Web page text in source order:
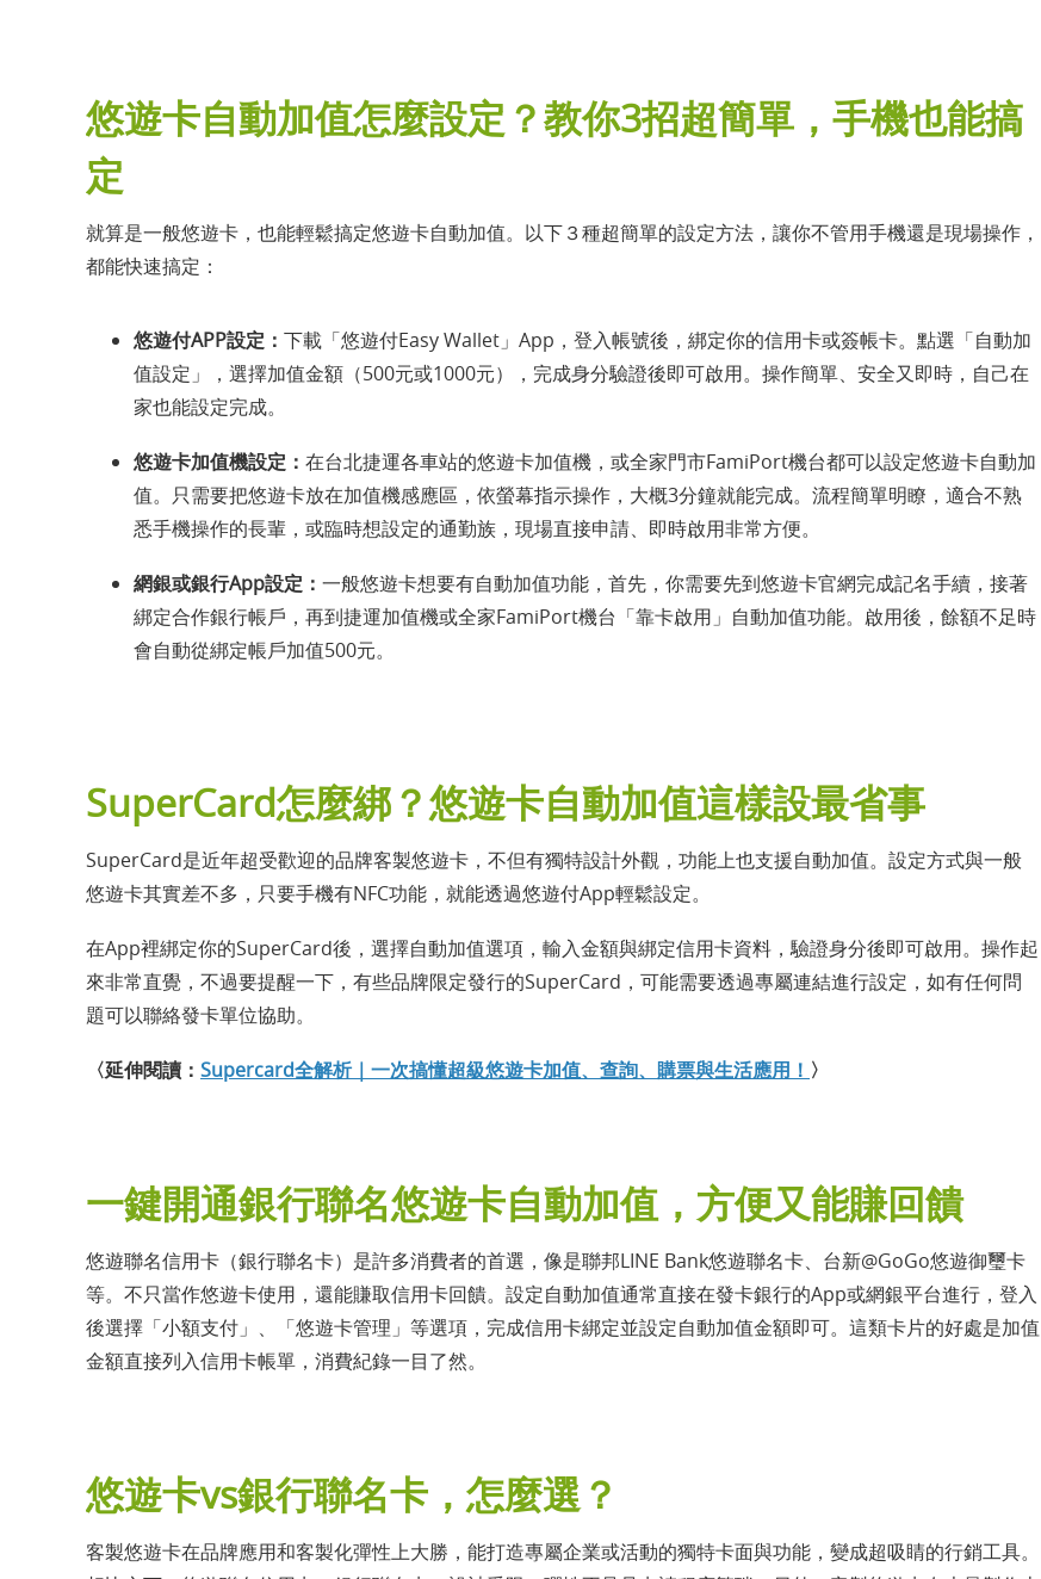
悠遊卡自動加值怎麼設定？教你3招超簡單，手機也能搞
定
就算是一般悠遊卡，也能輕鬆搞定悠遊卡自動加值。以下３種超簡單的設定方法，讓你不管用手機還是現場操作，
都能快速搞定：
悠遊付APP設定： 下載「悠遊付Easy Wallet」App，登入帳號後，綁定你的信用卡或簽帳卡。點選「自動加
值設定」，選擇加值金額（500元或1000元），完成身分驗證後即可啟用。操作簡單、安全又即時，自己在
家也能設定完成。
悠遊卡加值機設定： 在台北捷運各車站的悠遊卡加值機，或全家門市FamiPort機台都可以設定悠遊卡自動加
值。只需要把悠遊卡放在加值機感應區，依螢幕指示操作，大概3分鐘就能完成。流程簡單明瞭，適合不熟
悉手機操作的長輩，或臨時想設定的通勤族，現場直接申請、即時啟用非常方便。
網銀或銀行App設定： 一般悠遊卡想要有自動加值功能，首先，你需要先到悠遊卡官網完成記名手續，接著
綁定合作銀行帳戶，再到捷運加值機或全家FamiPort機台「靠卡啟用」自動加值功能。啟用後，餘額不足時
會自動從綁定帳戶加值500元。
SuperCard怎麼綁？悠遊卡自動加值這樣設最省事
SuperCard是近年超受歡迎的品牌客製悠遊卡，不但有獨特設計外觀，功能上也支援自動加值。設定方式與一般
悠遊卡其實差不多，只要手機有NFC功能，就能透過悠遊付App輕鬆設定。
在App裡綁定你的SuperCard後，選擇自動加值選項，輸入金額與綁定信用卡資料，驗證身分後即可啟用。操作起
來非常直覺，不過要提醒一下，有些品牌限定發行的SuperCard，可能需要透過專屬連結進行設定，如有任何問
題可以聯絡發卡單位協助。
〈延伸閱讀： Supercard全解析｜一次搞懂超級悠遊卡加值、查詢、購票與生活應用！ 〉
一鍵開通銀行聯名悠遊卡自動加值，方便又能賺回饋
悠遊聯名信用卡（銀行聯名卡）是許多消費者的首選，像是聯邦LINE Bank悠遊聯名卡、台新@GoGo悠遊御璽卡
等。不只當作悠遊卡使用，還能賺取信用卡回饋。設定自動加值通常直接在發卡銀行的App或網銀平台進行，登入
後選擇「小額支付」、「悠遊卡管理」等選項，完成信用卡綁定並設定自動加值金額即可。這類卡片的好處是加值
金額直接列入信用卡帳單，消費紀錄一目了然。
悠遊卡vs銀行聯名卡，怎麼選？
客製悠遊卡在品牌應用和客製化彈性上大勝，能打造專屬企業或活動的獨特卡面與功能，變成超吸睛的行銷工具。